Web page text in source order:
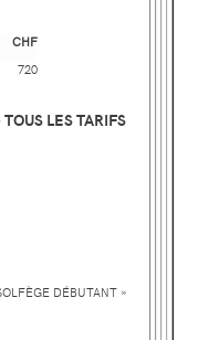
CHF
720
LES TARIFS
DÉBUTANT »